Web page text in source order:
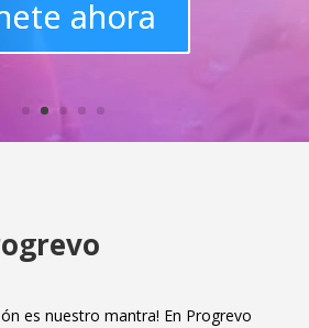
es nuestro mantra! En Progrevo